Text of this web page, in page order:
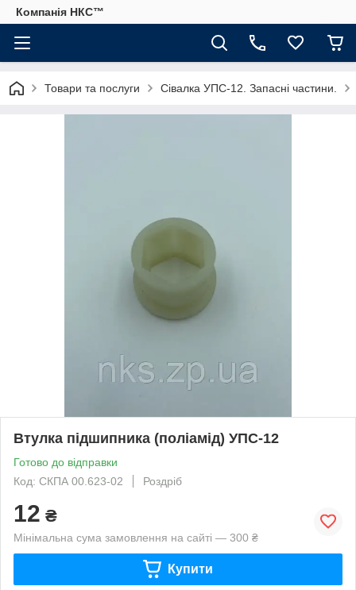
Компанія НКС™
Товари та послуги Сівалка УПС-12. Запасні частини.
Втулка підшипника (поліамід) УПС-12
Готово до відправки
Код: СКПА 00.623-02
Роздріб
12 ₴
Мінімальна сума замовлення на сайті — 300 ₴
Купити